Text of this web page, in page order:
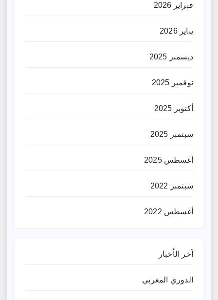
فبراير 2026
يناير 2026
ديسمبر 2025
نوفمبر 2025
أكتوبر 2025
سبتمبر 2025
أغسطس 2025
سبتمبر 2022
أغسطس 2022
آخر الأخبار
الدوري المغربي